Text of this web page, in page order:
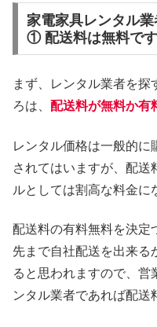
家電家具レンタル
① 配送料は無料で
まず、レンタル業者を探
ろは、 配送料が無料か有
レンタル価格は一般的に
されてはいますが、配送
ルとしては割高な料金に
配送料の有料無料を決定
先まで自社配送を出来る
ると思われますので、営
ンタル業者であれば配送